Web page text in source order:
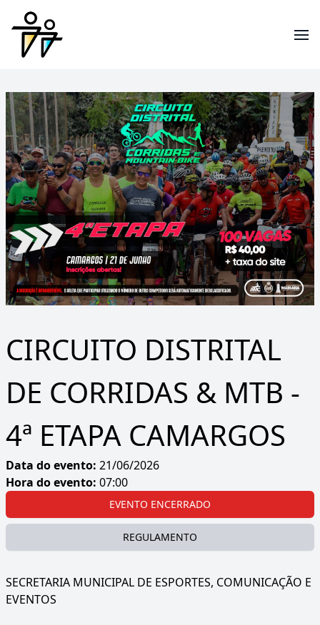
CIRCUITO DISTRITAL
DE CORRIDAS & MTB -
4ª ETAPA CAMARGOS
Data do evento: 21/06/2026
Hora do evento: 07:00
EVENTO ENCERRADO
REGULAMENTO
SECRETARIA MUNICIPAL DE ESPORTES, COMUNICAÇÃO E
EVENTOS